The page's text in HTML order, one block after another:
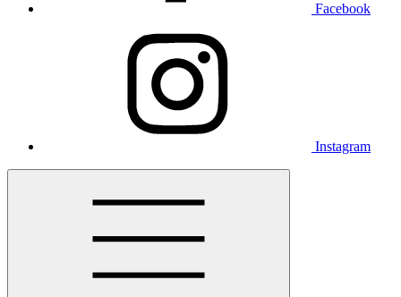
Facebook
Instagram